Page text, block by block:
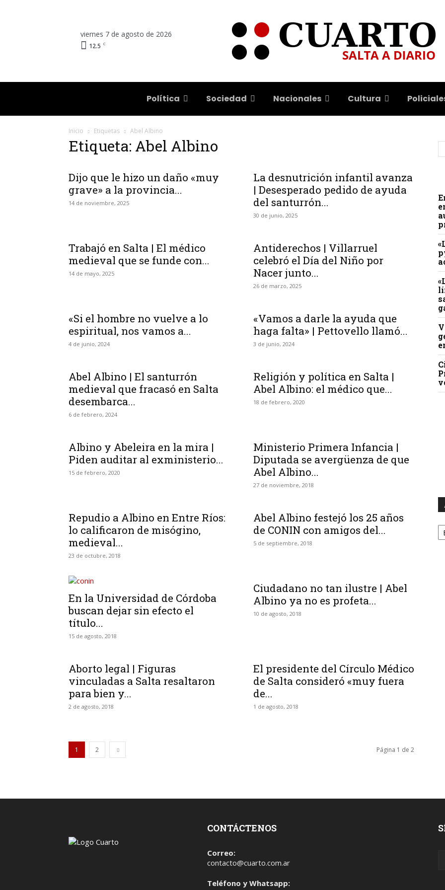
viernes 7 de agosto de 2026
12.5 C
Política Sociedad Nacionales Cultura
Inicio Etiquetas Abel Albino
Etiqueta: Abel Albino
Dijo que le hizo un daño «muy
grave» a la provincia...
14 de noviembre, 2025
La desnutrición infantil avanza
| Desesperado pedido de ayuda
del santurrón...
30 de junio, 2025
Trabajó en Salta | El médico
medieval que se funde con...
14 de mayo, 2025
Antiderechos | Villarruel
celebró el Día del Niño por
Nacer junto...
26 de marzo, 2025
«Si el hombre no vuelve a lo
espiritual, nos vamos a...
4 de junio, 2024
«Vamos a darle la ayuda que
haga falta» | Pettovello llamó...
3 de junio, 2024
Abel Albino | El santurrón
medieval que fracasó en Salta
desembarca...
6 de febrero, 2024
Religión y política en Salta |
Abel Albino: el médico que...
18 de febrero, 2020
Albino y Abeleira en la mira |
Piden auditar al exministerio...
15 de febrero, 2020
Ministerio Primera Infancia |
Diputada se avergüenza de que
Abel Albino...
27 de noviembre, 2018
Repudio a Albino en Entre Ríos:
lo calificaron de misógino,
medieval...
23 de octubre, 2018
Abel Albino festejó los 25 años
de CONIN con amigos del...
5 de septiembre, 2018
En la Universidad de Córdoba
buscan dejar sin efecto el
título...
15 de agosto, 2018
Ciudadano no tan ilustre | Abel
Albino ya no es profeta...
10 de agosto, 2018
Aborto legal | Figuras
vinculadas a Salta resaltaron
para bien y...
2 de agosto, 2018
El presidente del Círculo Médico
de Salta consideró «muy fuera
de...
1 de agosto, 2018
1 2 Página 1 de 2
CONTÁCTENOS
Correo:
contacto@cuarto.com.ar
Teléfono y Whatsapp: